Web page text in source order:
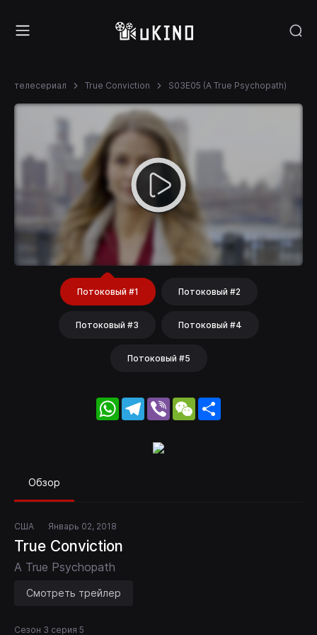
телесериал True Conviction S03E05 (A True Psychopath)
Потоковый #1 Потоковый #2
Потоковый #3 Потоковый #4
Потоковый #5
WhatsApp
Telegram
Viber WeChat
Обзор
США Январь 02, 2018
True Conviction
A True Psychopath
Смотреть трейлер
Сезон 3 серия 5